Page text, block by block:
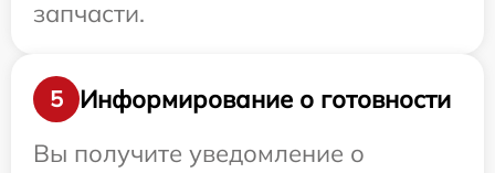
запчасти.
5
Информирование о готовности
Вы получите уведомление о